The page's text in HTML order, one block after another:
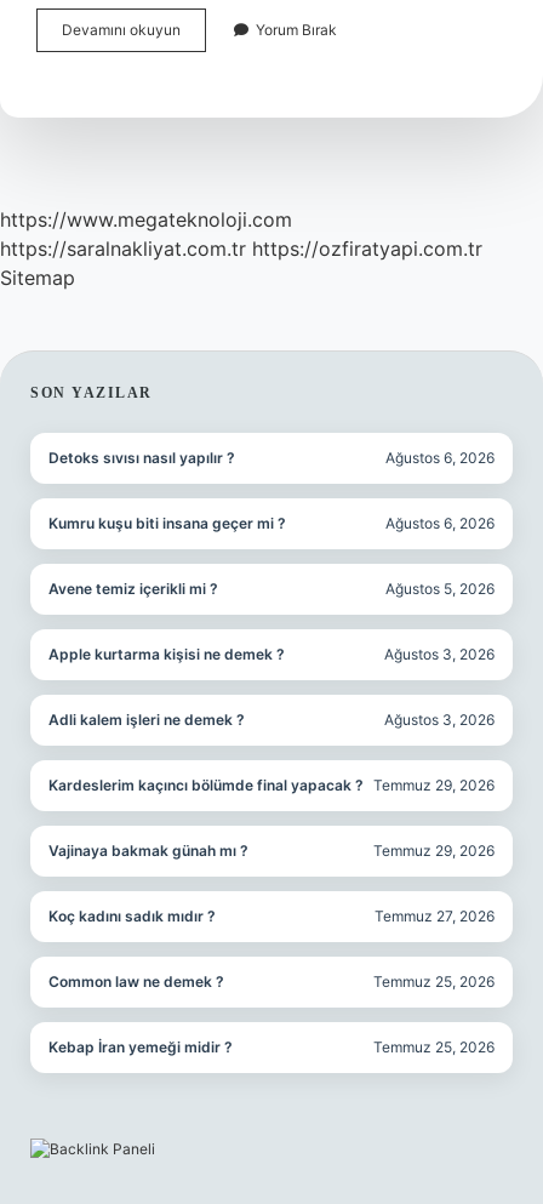
Devamını okuyun
Yapısı
Düzelir
Yorum Bırak
https://www.megateknoloji.com
https://saralnakliyat.com.tr https://ozfiratyapi.com.tr
Sitemap
SIDEBAR
SON YAZILAR
Detoks sıvısı nasıl yapılır ? Ağustos 6, 2026
Kumru kuşu biti insana geçer mi ? Ağustos 6, 2026
Avene temiz içerikli mi ? Ağustos 5, 2026
Apple kurtarma kişisi ne demek ? Ağustos 3, 2026
Adli kalem işleri ne demek ? Ağustos 3, 2026
Kardeslerim kaçıncı bölümde final yapacak ? Temmuz 29, 2026
Vajinaya bakmak günah mı ? Temmuz 29, 2026
Koç kadını sadık mıdır ? Temmuz 27, 2026
Common law ne demek ? Temmuz 25, 2026
Kebap İran yemeği midir ? Temmuz 25, 2026